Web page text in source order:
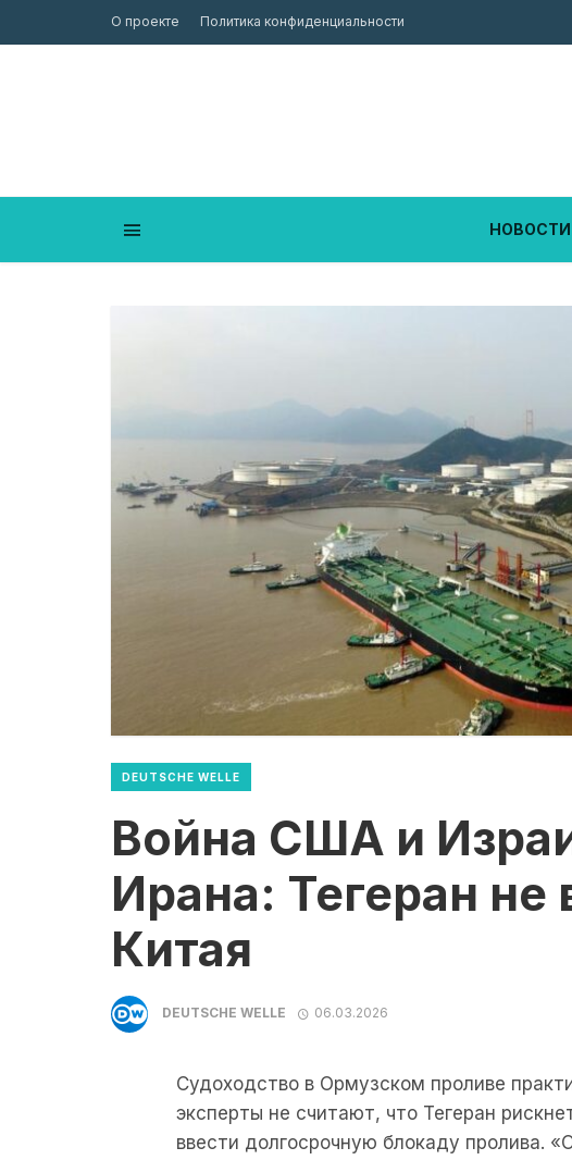
О проекте Политика конфиденциальности
НОВОСТИ
DEUTSCHE WELLE
Война США и
Ирана: Тегеран не
Китая
DEUTSCHE WELLE 06.03.2026
Судоходство в Ормузском проливе
эксперты не считают, что Тегеран
ввести долгосрочную блокаду пролива.